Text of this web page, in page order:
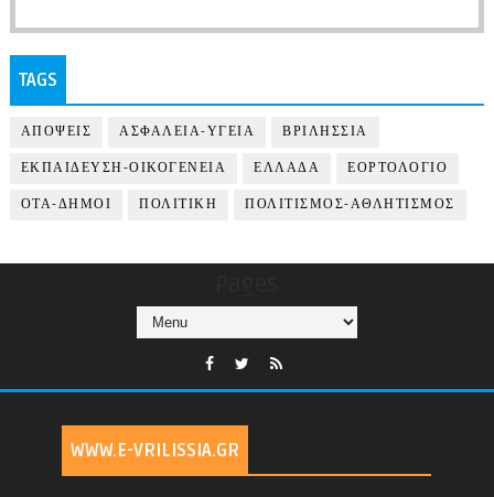
TAGS
ΑΠΟΨΕΙΣ ΑΣΦΑΛΕΙΑ-ΥΓΕΙΑ ΒΡΙΛΗΣΣΙΑ
ΕΚΠΑΙΔΕΥΣΗ-ΟΙΚΟΓΕΝΕΙΑ ΕΛΛΑΔΑ ΕΟΡΤΟΛΟΓΙΟ
ΟΤΑ-ΔΗΜΟΙ ΠΟΛΙΤΙΚΗ ΠΟΛΙΤΙΣΜΟΣ-ΑΘΛΗΤΙΣΜΟΣ
WWW.E-VRILISSIA.GR